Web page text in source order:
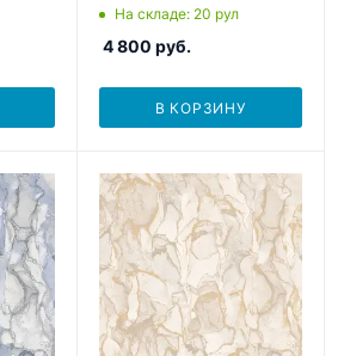
На складе: 20 рул
4 800 руб.
В КОРЗИНУ